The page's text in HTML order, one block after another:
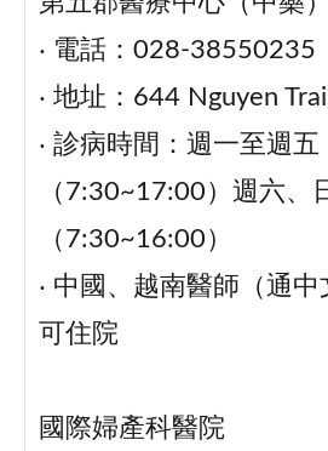
‧ 電話：028-38550235
‧ 地址：644 Nguyen
‧ 診病時間：週一至週五
（7:30~17:00）週六、
（7:30~16:00）
‧ 中國、越南醫師（通中
可住院
國際婦產科醫院